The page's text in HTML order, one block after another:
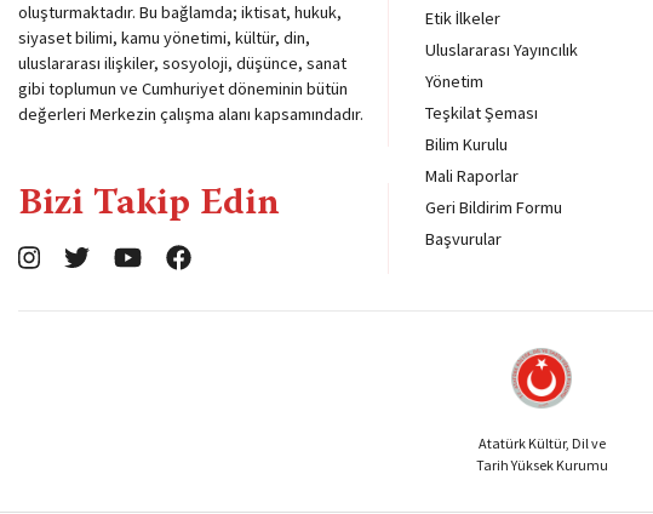
oluşturmaktadır. Bu bağlamda; iktisat, hukuk,
siyaset bilimi, kamu yönetimi, kültür, din,
uluslararası ilişkiler, sosyoloji, düşünce, sanat
gibi toplumun ve Cumhuriyet döneminin bütün
değerleri Merkezin çalışma alanı kapsamındadır.
Bizi Takip Edin
Etik İlkeler
Uluslararası Yayıncılık
Yönetim
Teşkilat Şeması
Bilim Kurulu
Mali Raporlar
Geri Bildirim Formu
Başvurular
Atatürk Kültür, Dil ve
Tarih Yüksek Kurumu